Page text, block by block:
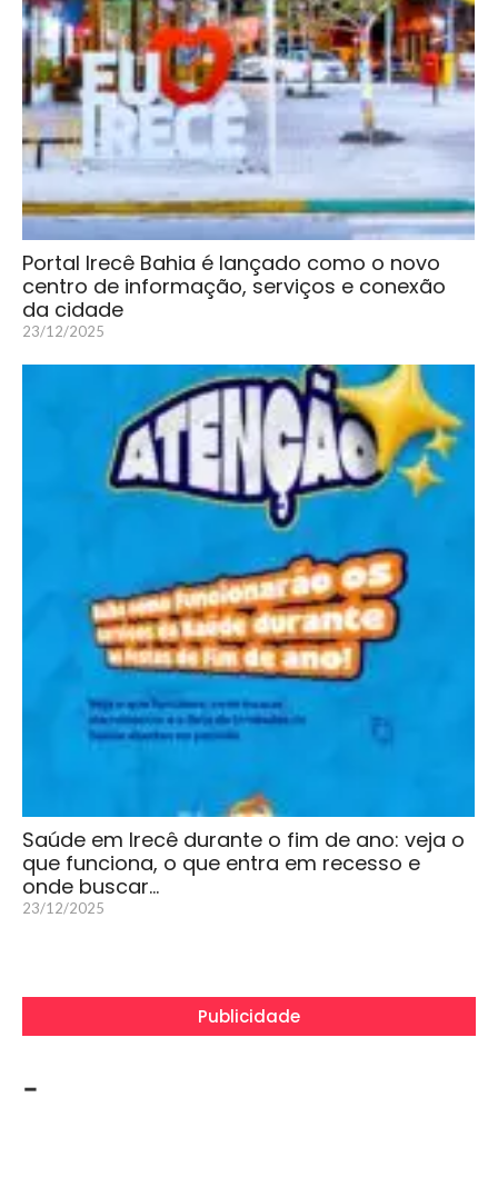
Portal Irecê Bahia é lançado como o novo
centro de informação, serviços e conexão
da cidade
23/12/2025
Saúde em Irecê durante o fim de ano: veja o
que funciona, o que entra em recesso e
onde buscar…
23/12/2025
Publicidade
-